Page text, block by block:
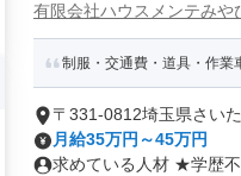
有限会社ハウスメンテみや
制服・交通費・道具・作業
〒331-0812埼玉県さい
月給35万円～45万円
求めている人材 ★学歴